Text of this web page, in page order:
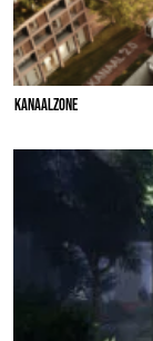
KANAALZONE